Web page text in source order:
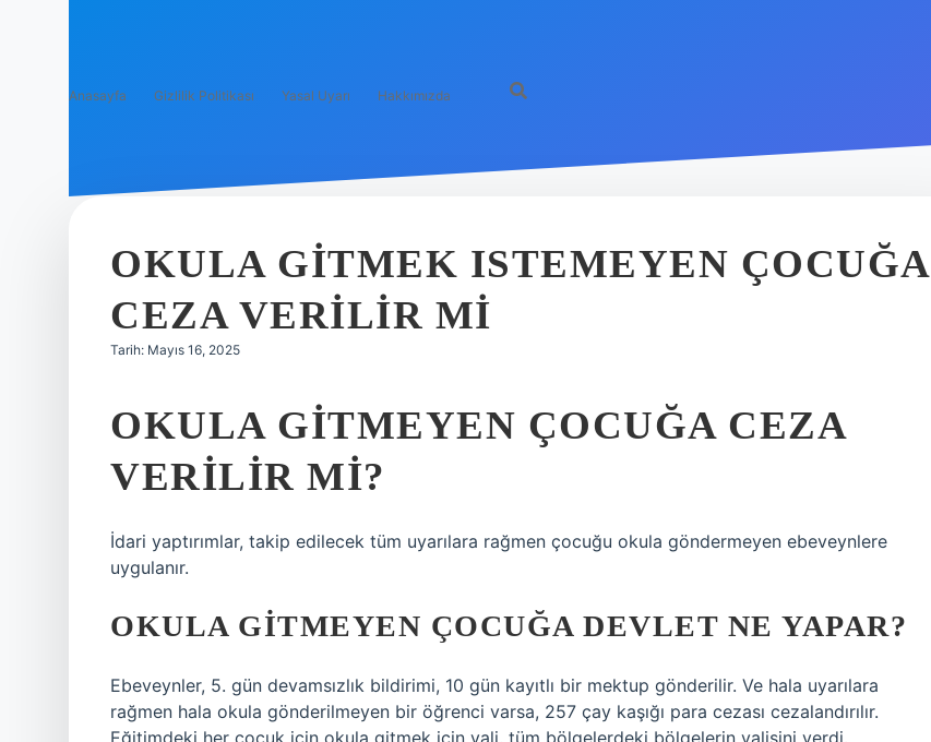
Anasayfa Gizlilik Politikası Yasal Uyarı Hakkımızda
OKULA GITMEK ISTEMEYEN ÇOCUĞA
CEZA VERILIR MI
Tarih: Mayıs 16, 2025
OKULA GITMEYEN ÇOCUĞA CEZA
VERILIR MI?
İdari yaptırımlar, takip edilecek tüm uyarılara rağmen çocuğu okula göndermeyen ebeveynlere
uygulanır.
OKULA GITMEYEN ÇOCUĞA DEVLET NE YAPAR?
Ebeveynler, 5. gün devamsızlık bildirimi, 10 gün kayıtlı bir mektup gönderilir. Ve hala uyarılara
rağmen hala okula gönderilmeyen bir öğrenci varsa, 257 çay kaşığı para cezası cezalandırılır.
Eğitimdeki her çocuk için okula gitmek için vali, tüm bölgelerdeki bölgelerin valisini verdi.